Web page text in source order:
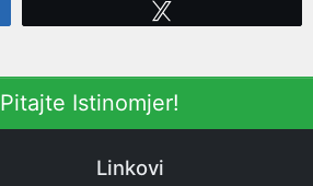
Pitajte Istinomjer!
Linkovi